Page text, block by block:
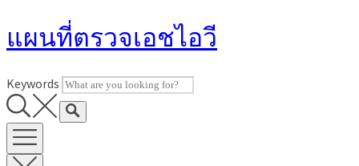
to
แผนที่ตรวจเอชไอวี
Keywords